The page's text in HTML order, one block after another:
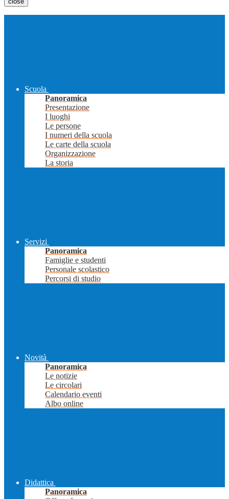
Scuola
Panoramica
Presentazione
I luoghi
Le persone
I numeri della scuola
Le carte della scuola
Organizzazione
La storia
Servizi
Panoramica
Famiglie e studenti
Personale scolastico
Percorsi di studio
Novità
Panoramica
Le notizie
Le circolari
Calendario eventi
Albo online
Didattica
Panoramica